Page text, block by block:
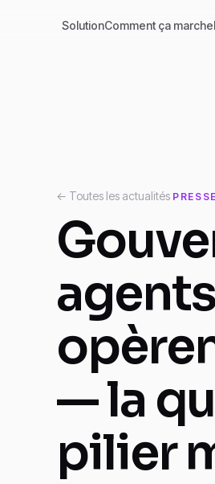
SolutionComment ça marche
← Toutes les actualités
— la
pilier